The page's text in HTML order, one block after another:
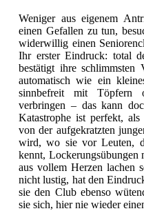
Weniger aus eigenem
einen Gefallen zu tun,
widerwillig einen
Ihr erster Eindruck: total
bestätigt ihre
automatisch wie ein
sinnbefreit mit
verbringen – das kann
Katastrophe ist perfekt,
von der aufgekratzten
wird, wo sie vor Leuten,
kennt, Lockerungsübungen
aus vollem Herzen lachen
nicht lustig, hat den
sie den Club ebenso
sie sich, hier nie wieder